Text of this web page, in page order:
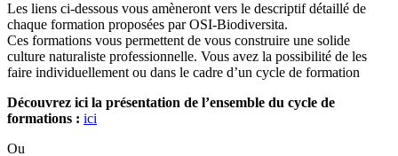
Les liens ci-dessous vous amèneront vers le descriptif détaillé de
chaque formation proposées par OSI-Biodiversita.
Ces formations vous permettent de vous construire une solide
culture naturaliste professionnelle. Vous avez la possibilité de les
faire individuellement ou dans le cadre d’un cycle de formation
Découvrez ici la présentation de l’ensemble du cycle de
formations : ici
Ou